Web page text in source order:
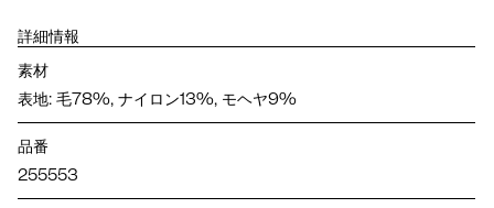
詳細情報
素材
表地: 毛78%, ナイロン13%, モヘヤ9%
品番
255553